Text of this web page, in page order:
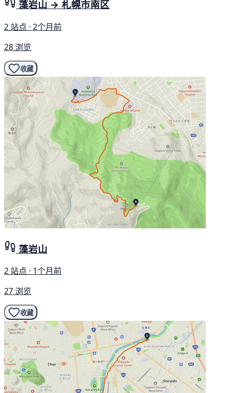
藻岩山 → 札幌市南区
2 站点 · 2个月前
28 浏览
收藏
藻岩山
2 站点 · 1个月前
27 浏览
收藏